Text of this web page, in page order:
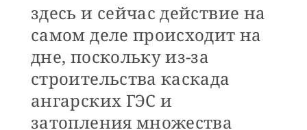
здесь и сейчас действие на
самом деле происходит на
дне, поскольку из-за
строительства каскада
ангарских ГЭС и
затопления множества